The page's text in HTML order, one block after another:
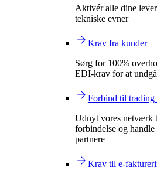
Aktivér alle dine
tekniske evner
Krav fra kunder
Sørg for 100%
EDI-krav for at
Forbind til trading
Udnyt vores netværk
forbindelse og
partnere
Krav til e-